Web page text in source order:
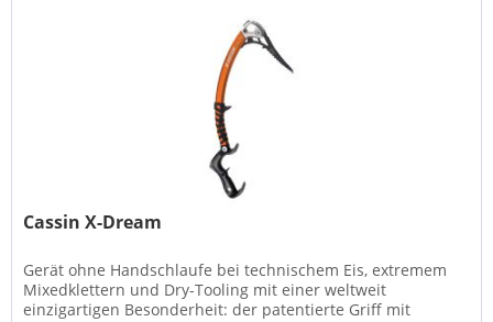
Cassin X-Dream
Gerät ohne Handschlaufe bei technischem Eis, extremem
Mixedklettern und Dry-Tooling mit einer weltweit
einzigartigen Besonderheit: der patentierte Griff mit